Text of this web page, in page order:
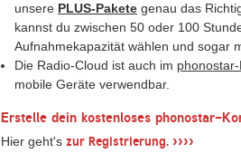
unsere PLUS-Pakete genau das
kannst du zwischen 50 oder 100
Aufnahmekapazität wählen und sogar
Die Radio-Cloud ist auch im
mobile Geräte verwendbar.
Erstelle dein kostenloses phonostar-
Hier geht's zur Registrierung. ››››